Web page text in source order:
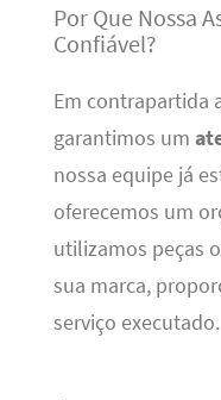
Por Que Nossa
Confiável?
Em contrapartida
garantimos um
nossa equipe já
oferecemos um
utilizamos peças
sua marca,
serviço executado.